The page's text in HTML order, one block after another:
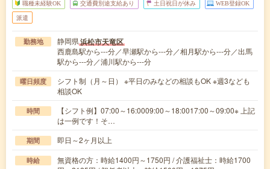
職種未経験OK 交通費別途支給あり 土日祝日が休み WEB登録OK
派遣
勤務地 静岡県浜松市天竜区
西鹿島駅から---分／早瀬駅から---分／相月駅から---分／出馬
駅から---分／浦川駅から---分
曜日頻度
シフト制（月～日） ※平日のみなどの相談もOK ※週3なども
相談OK
時間
【シフト例】07:00～16:0009:00～18:0017:00～09:00※ 上記
は一例です！そ…
期間 即日～2ヶ月以上
時給
無資格の方：時給1400円～1750円 / 介護福祉士：時給1700